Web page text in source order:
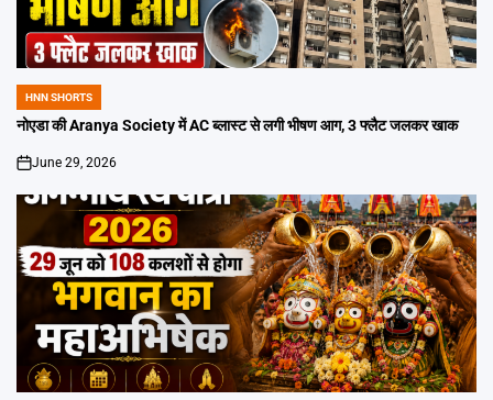
POSTED
IN
HNN SHORTS
नोएडा की Aranya Society में AC ब्लास्ट से लगी भीषण आग, 3 फ्लैट जलकर खाक
on
June 29, 2026